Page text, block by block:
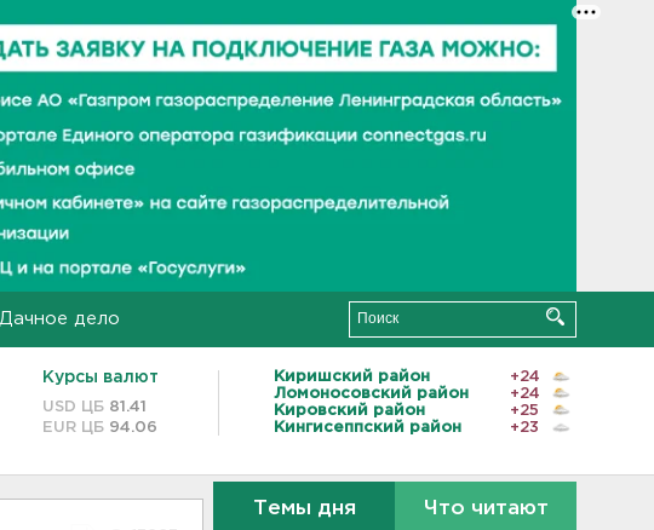
Дачное дело
Курсы валют
USD ЦБ 81.41
EUR ЦБ 94.06
Киришский район
+24
Ломоносовский район
+24
Кировский район
+25
Кингисеппский район
+23
Темы дня Что читают